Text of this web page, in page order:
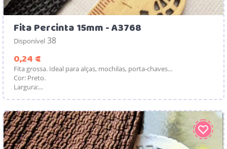
Fita Percinta 15mm - A3768
Disponível 38
0,24 €
Fita grossa. Ideal para alças, mochilas, porta-chaves...
Cor: Preto.
Largura:...